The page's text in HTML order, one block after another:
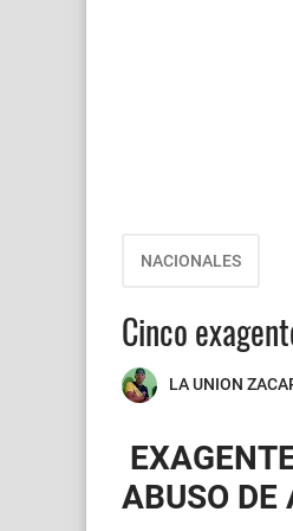
NACIONALES
Cinco
LA UNION
ABUSO DE